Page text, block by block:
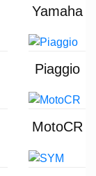
Yamaha
Piaggio
MotoCR